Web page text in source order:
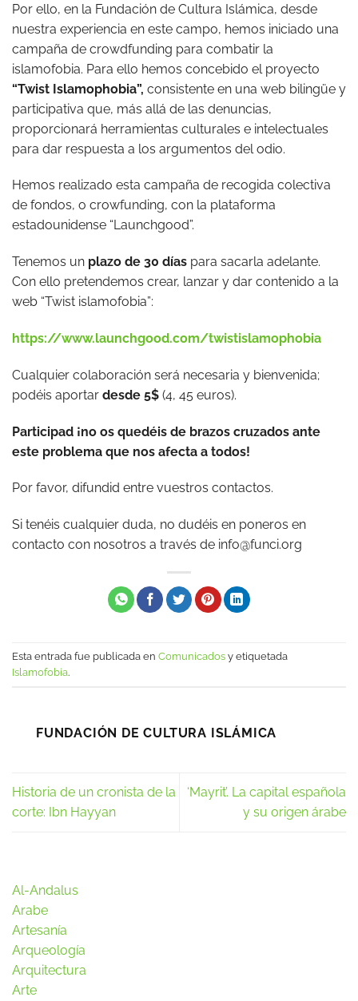
Por ello, en la Fundación de Cultura Islámica, desde
nuestra experiencia en este campo, hemos iniciado una
campaña de crowdfunding para combatir la
islamofobia. Para ello hemos concebido el proyecto
“Twist Islamophobia”, consistente en una web bilingüe y
participativa que, más allá de las denuncias,
proporcionará herramientas culturales e intelectuales
para dar respuesta a los argumentos del odio.
Hemos realizado esta campaña de recogida colectiva
de fondos, o crowfunding, con la plataforma
estadounidense “Launchgood”.
Tenemos un plazo de 30 días para sacarla adelante.
Con ello pretendemos crear, lanzar y dar contenido a la
web “Twist islamofobia”:
https://www.launchgood.com/twistislamophobia
Cualquier colaboración será necesaria y bienvenida;
podéis aportar desde 5$ (4, 45 euros).
Participad ¡no os quedéis de brazos cruzados ante
este problema que nos afecta a todos!
Por favor, difundid entre vuestros contactos.
Si tenéis cualquier duda, no dudéis en poneros en
contacto con nosotros a través de info@funci.org
Esta entrada fue publicada en Comunicados y etiquetada
Islamofobia.
FUNDACIÓN DE CULTURA ISLÁMICA
Historia de un cronista de la
corte: Ibn Hayyan
‘Mayrit’. La capital española
y su origen árabe
Al-Andalus
Arabe
Artesanía
Arqueología
Arquitectura
Arte